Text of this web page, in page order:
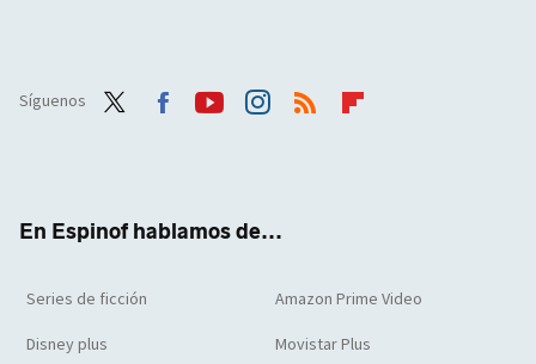
Síguenos
En Espinof hablamos de...
Series de ficción Amazon Prime Video
Disney plus Movistar Plus